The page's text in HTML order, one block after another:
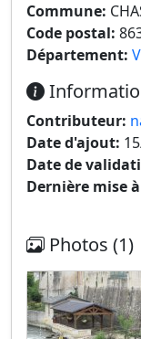
Commune:
Code postal:
Département:
Contributeur:
Date d'ajout:
Date de
Dernière mise
Photos (1)